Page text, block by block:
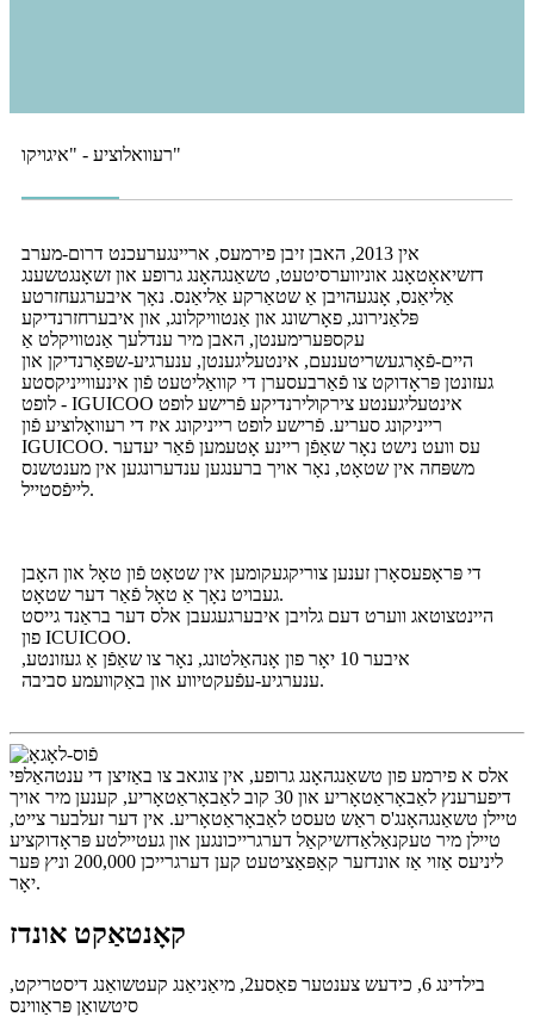
רעוואלוציע - "איגויקו"
אין 2013, האבן זיבן פירמעס, אריינגערעכנט דרום-מערב
דזשיאאָטאָנג אוניווערסיטעט, טשאַנגהאָנג גרופע און זשאָנגטשענג
אַליאַנס, אָנגעהויבן אַ שטאַרקע אַליאַנס. נאָך איבערגעחזרטע
פּלאַנירונג, פאָרשונג און אַנטוויקלונג, און איבערחזרנדיקע
עקספּערימענטן, האבן מיר ענדלעך אַנטוויקלט אַ
היים-פֿאָרגעשריטענעם, אינטעליגענטן, ענערגיע-שפּאָרנדיקן און
געזונטן פּראָדוקט צו פֿאַרבעסערן די קוואַליטעט פֿון אינעווייניקסטע
לופט - IGUICOO אינטעליגענטע צירקולירנדיקע פֿרישע לופט
רייניקונג סעריע. פֿרישע לופט רייניקונג איז די רעוואָלוציע פֿון
IGUICOO. עס וועט נישט נאָר שאַפֿן ריינע אָטעמען פֿאַר יעדער
משפּחה אין שטאָט, נאָר אויך ברענגען ענדערונגען אין מענטשנס
לייפֿסטייל.
די פּראָפעסאָרן זענען צוריקגעקומען אין שטאָט פֿון טאָל און האָבן
געבויט נאָך אַ טאָל פֿאַר דער שטאָט.
היינטצוטאג ווערט דעם גלויבן איבערגעגעבן אלס דער בראַנד גייסט
פון ICUICOO.
איבער 10 יאָר פון אָנהאַלטונג, נאָר צו שאַפֿן אַ געזונטע,
ענערגיע-עפֿעקטיווע און באַקוועמע סביבה.
אלס א פירמע פון ​​טשאַנגהאָנג גרופע, אין צוגאב צו באַזיצן די ענטהאַלפּי
דיפערענץ לאַבאָראַטאָריע און 30 קוב לאַבאָראַטאָריע, קענען מיר אויך
טיילן טשאַנגהאָנג'ס ראַש טעסט לאַבאָראַטאָריע. אין דער זעלבער צייט,
טיילן מיר טעקנאַלאַדזשיקאַל דערגרייכונגען און געטיילטע פּראָדוקציע
ליניעס אַזוי אַז אונדזער קאַפּאַציטעט קען דערגרייכן 200,000 וניץ פּער
יאָר.
קאָנטאַקט אונדז
בילדינג 6, כידעש צענטער פאַסע2, מיאַניאַנג קעטשואַנג דיסטריקט,
סיטשואַן פּראַווינס